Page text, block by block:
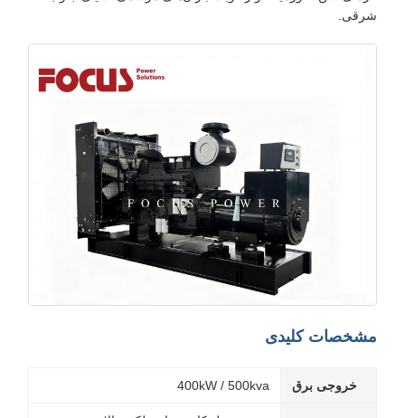
شرقی.
مشخصات کلیدی
خروجی برق 400kW / 500kva